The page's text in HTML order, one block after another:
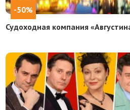
-50%
Судоходная компания